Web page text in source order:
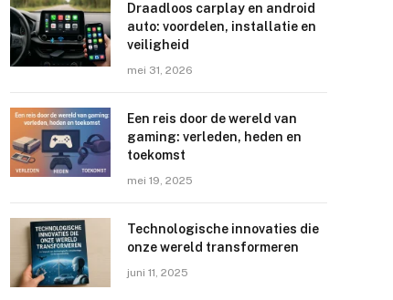
Draadloos carplay en android
auto: voordelen, installatie en
veiligheid
mei 31, 2026
Een reis door de wereld van
gaming: verleden, heden en
toekomst
mei 19, 2025
Technologische innovaties die
onze wereld transformeren
juni 11, 2025